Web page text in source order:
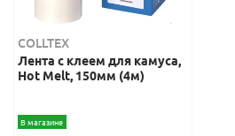
COLLTEX
Лента с клеем для камуса,
Hot Melt, 150мм (4м)
В магазине